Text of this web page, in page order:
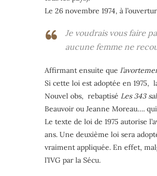
Le 26 novembre 1974, à
Je voudrais vous faire
aucune femme ne
Affirmant ensuite que
Si cette loi est adoptée en 1975,
Nouvel obs, rebaptisé Les 343
Beauvoir ou Jeanne Moreau….
Le texte de loi de 1975 autorise
ans. Une deuxième loi sera
vraiment appliquée. En effet,
l’IVG par la Sécu.